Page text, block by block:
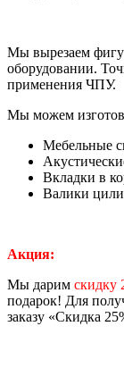
Мы вырезаем
оборудовании.
применения ЧПУ.
Мы можем
Мебельные
Вкладки в
Валики
Акция:
Мы дарим скидку
подарок! Для
заказу «Скидка